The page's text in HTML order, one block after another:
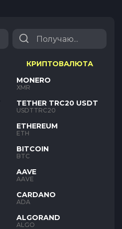
КРИПТОВАЛЮТА
MONERO
XMR
TETHER TRC20 USDT
USDTTRC20
ETHEREUM
ETH
BITCOIN
BTC
AAVE
AAVE
CARDANO
ADA
ALGORAND
ALGO